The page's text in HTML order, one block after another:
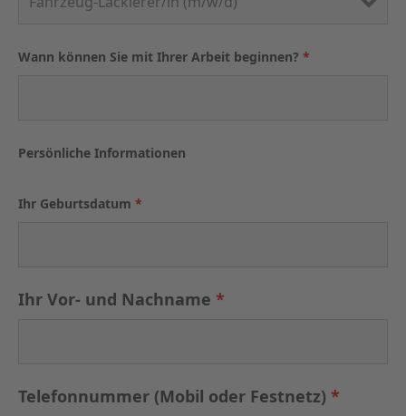
Wann können Sie mit Ihrer Arbeit beginnen? *
Persönliche Informationen
Ihr Geburtsdatum *
Ihr Vor- und Nachname *
Telefonnummer (Mobil oder Festnetz) *